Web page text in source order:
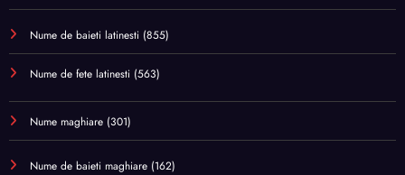
Nume de baieti latinesti (855)
Nume de fete latinesti (563)
Nume maghiare (301)
Nume de baieti maghiare (162)